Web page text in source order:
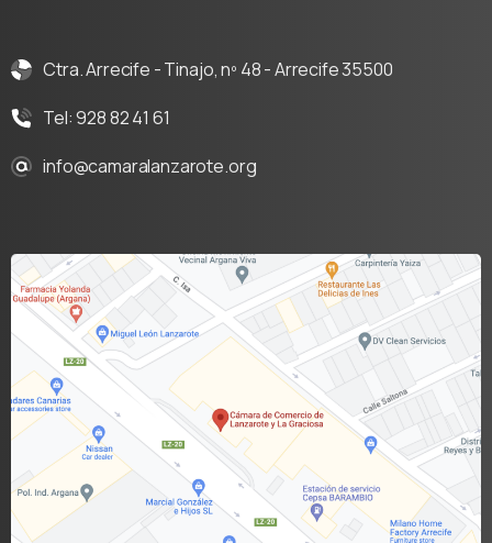
Ctra. Arrecife - Tinajo, nº 48 - Arrecife 35500
Tel: 928 82 41 61
info@camaralanzarote.org